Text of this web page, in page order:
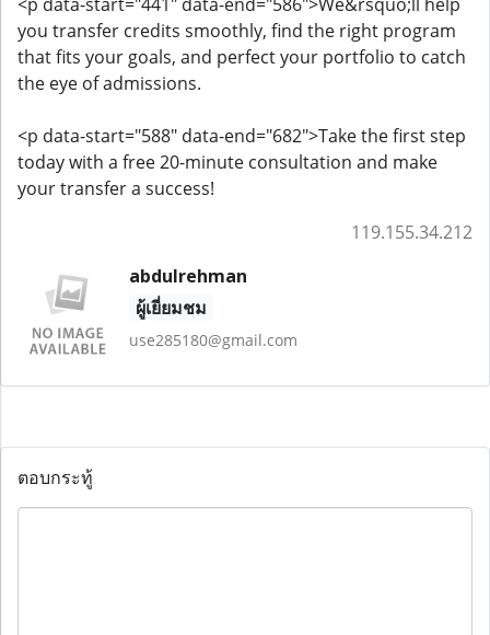
you transfer credits smoothly, find the right program
that fits your goals, and perfect your portfolio to catch
the eye of admissions.
<p data-start="588" data-end="682">Take the first step
today with a free 20-minute consultation and make
your transfer a success!
119.155.34.212
abdulrehman
ผู้เยี่ยมชม
use285180@gmail.com
ตอบกระทู้